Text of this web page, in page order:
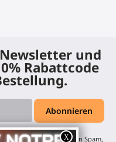
und
Rabattcode
Angebote erhalten - kein Spam,